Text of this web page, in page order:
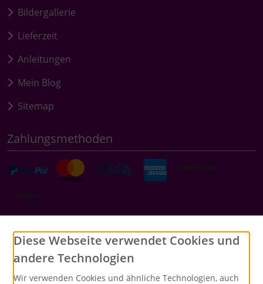
Bildergallerie
Lieferzeit
Anleitungen
Mein Blog
Sitemap
Zahlungsmethoden
Social Media
Diese Webseite verwendet Cookies und
andere Technologien
Wir verwenden Cookies und ähnliche Technologien, auch